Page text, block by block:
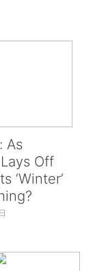
As
Off
‘Winter’